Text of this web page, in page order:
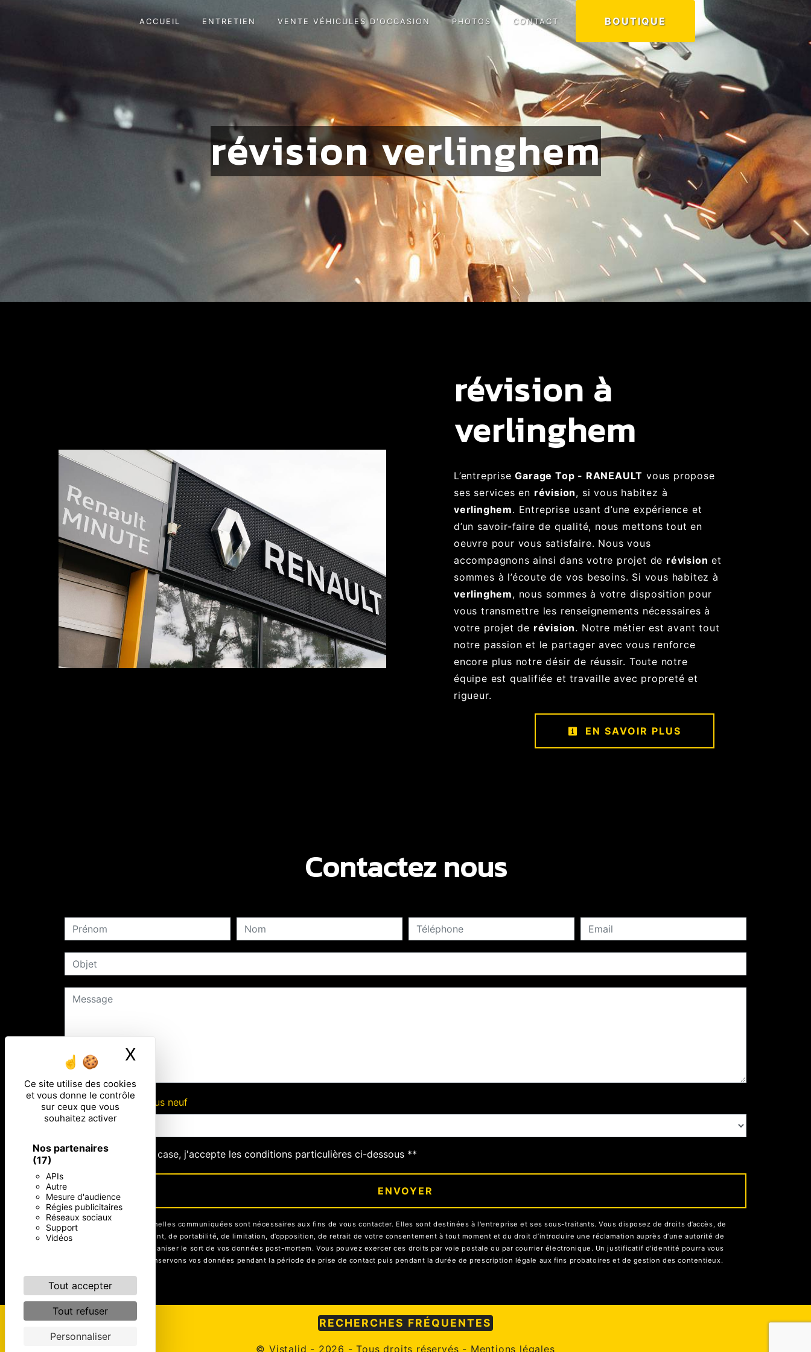
Panneau de gestion des cookies
Ce site utilise des cookies
et vous donne le contrôle
sur ceux que vous
souhaitez activer
Nos partenaires
(17)
APIs
Autre
Mesure d'audience
Régies publicitaires
Réseaux sociaux
Support
Vidéos
Tout accepter
Tout refuser
Personnaliser
X
ACCUEIL ENTRETIEN VENTE VÉHICULES D'OCCASION PHOTOS CONTACT BOUTIQUE
révision verlinghem
révision à
verlinghem
L’entrepriseGarage Top - RANEAULT vous propose
ses services en révision, si vous habitez à
verlinghem. Entreprise usant d’une expérience et
d’un savoir-faire de qualité, nous mettons tout en
oeuvre pour vous satisfaire. Nous vous
accompagnons ainsi dans votre projet de révision et
sommes à l’écoute de vos besoins. Si vous habitez à
verlinghem, nous sommes à votre disposition pour
vous transmettre les renseignements nécessaires à
votre projet de révision. Notre métier est avant tout
notre passion et le partager avec vous renforce
encore plus notre désir de réussir. Toute notre
équipe est qualifiée et travaille avec propreté et
rigueur.
EN SAVOIR PLUS
Contactez nous
Combien font six plus neuf
En cochant cette case, j'accepte les conditions particulières ci-dessous **
ENVOYER
** Les données personnelles communiquées sont nécessaires aux fins de vous contacter. Elles sont destinées à l'entreprise et ses sous-traitants. Vous disposez de droits d’accès, de
rectification, d’effacement, de portabilité, de limitation, d’opposition, de retrait de votre consentement à tout moment et du droit d’introduire une réclamation auprès d’une autorité de
contrôle, ainsi que d’organiser le sort de vos données post-mortem. Vous pouvez exercer ces droits par voie postale ou par courrier électronique. Un justificatif d'identité pourra vous
être demandé. Nous conservons vos données pendant la période de prise de contact puis pendant la durée de prescription légale aux fins probatoires et de gestion des contentieux.
RECHERCHES FRÉQUENTES
© Vistalid - 2026 - Tous droits réservés - Mentions légales